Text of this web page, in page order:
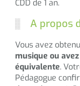
CDD de 1 an.
A propos
Vous avez
musique ou
équivalente.
Pédagogue